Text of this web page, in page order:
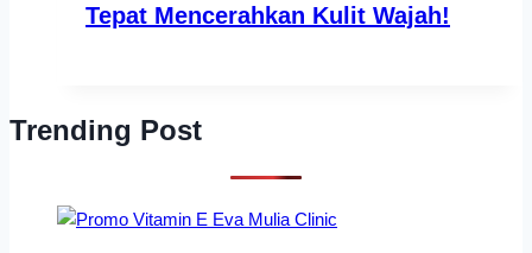
Tepat Mencerahkan Kulit Wajah!
Trending Post